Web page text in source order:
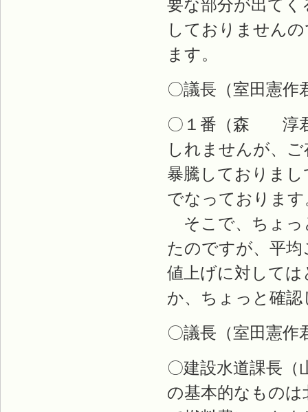
要な部分が出て
しておりません
ます。
〇議長（室田憲
〇１番（森 淳
しれませんが、
暴騰しておりま
でなっております
そこで、ちょっ
たのですが、平
値上げに対して
か、ちょっと確
〇議長（室田憲
〇建設水道課長
の基本的なもの